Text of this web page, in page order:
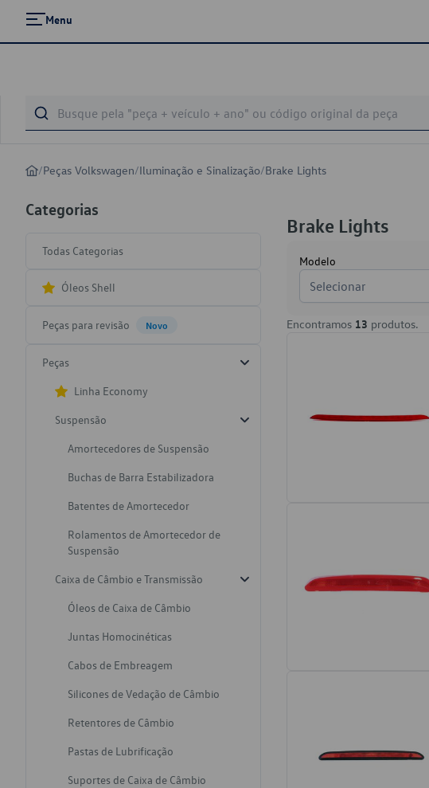
Menu
/Peças Volkswagen/Iluminação e Sinalização/Brake Lights
Categorias
Todas Categorias
Óleos Shell
Peças para revisão Novo
Peças
Linha Economy
Suspensão
Amortecedores de Suspensão
Buchas de Barra Estabilizadora
Batentes de Amortecedor
Rolamentos de Amortecedor de
Suspensão
Caixa de Câmbio e Transmissão
Óleos de Caixa de Câmbio
Juntas Homocinéticas
Cabos de Embreagem
Silicones de Vedação de Câmbio
Retentores de Câmbio
Pastas de Lubrificação
Suportes de Caixa de Câmbio
Brake Lights
Modelo
Selecionar
Encontramos 13 produtos.